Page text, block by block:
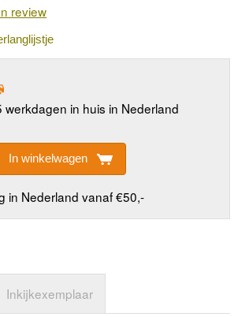
review
werkdagen in huis in Nederland
In winkelwagen
in Nederland vanaf €50,-
Inkijkexemplaar